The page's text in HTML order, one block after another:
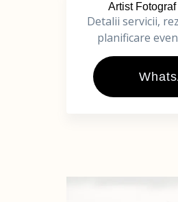
Artist Fotograf
Detalii servicii,
planificare